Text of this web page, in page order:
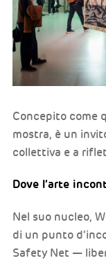
Concepito come
mostra, è un
collettiva e a
Dove l’arte
Nel suo nucleo,
di un punto
Safety Net —